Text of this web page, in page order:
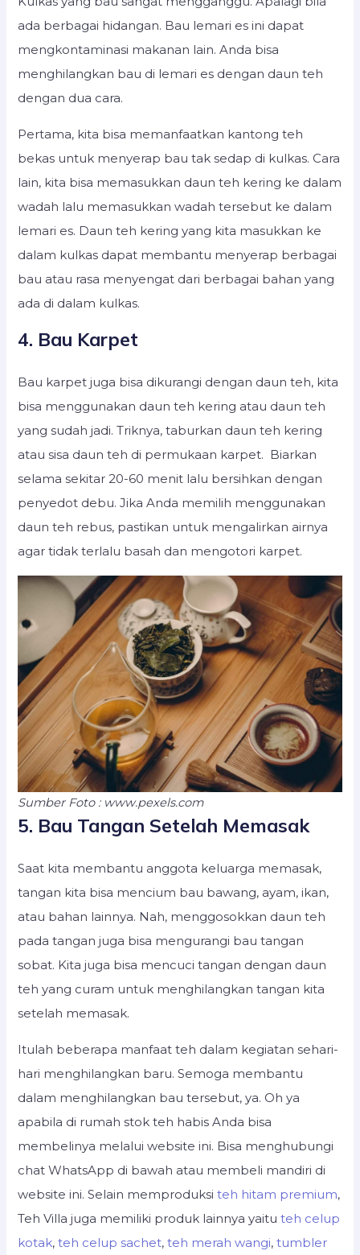
ada berbagai hidangan. Bau lemari es ini dapat
mengkontaminasi makanan lain. Anda bisa
menghilangkan bau di lemari es dengan daun teh
dengan dua cara.
Pertama, kita bisa memanfaatkan kantong teh
bekas untuk menyerap bau tak sedap di kulkas. Cara
lain, kita bisa memasukkan daun teh kering ke dalam
wadah lalu memasukkan wadah tersebut ke dalam
lemari es. Daun teh kering yang kita masukkan ke
dalam kulkas dapat membantu menyerap berbagai
bau atau rasa menyengat dari berbagai bahan yang
ada di dalam kulkas.
4. Bau Karpet
Bau karpet juga bisa dikurangi dengan daun teh, kita
bisa menggunakan daun teh kering atau daun teh
yang sudah jadi. Triknya, taburkan daun teh kering
atau sisa daun teh di permukaan karpet. Biarkan
selama sekitar 20-60 menit lalu bersihkan dengan
penyedot debu. Jika Anda memilih menggunakan
daun teh rebus, pastikan untuk mengalirkan airnya
agar tidak terlalu basah dan mengotori karpet.
Sumber Foto : www.pexels.com
5. Bau Tangan Setelah Memasak
Saat kita membantu anggota keluarga memasak,
tangan kita bisa mencium bau bawang, ayam, ikan,
atau bahan lainnya. Nah, menggosokkan daun teh
pada tangan juga bisa mengurangi bau tangan
sobat. Kita juga bisa mencuci tangan dengan daun
teh yang curam untuk menghilangkan tangan kita
setelah memasak.
Itulah beberapa manfaat teh dalam kegiatan sehari-
hari menghilangkan baru. Semoga membantu
dalam menghilangkan bau tersebut, ya. Oh ya
apabila di rumah stok teh habis Anda bisa
membelinya melalui website ini. Bisa menghubungi
chat WhatsApp di bawah atau membeli mandiri di
website ini. Selain memproduksiteh hitam premium,
Teh Villa juga memiliki produk lainnya yaituteh celup
kotak,teh celup sachet,teh merah wangi,tumbler